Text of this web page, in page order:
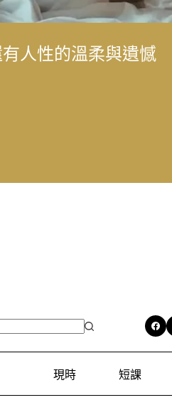
最美律師樂樂（陳
人性的溫柔與遺憾
最美律師樂樂（陳
現時 短課